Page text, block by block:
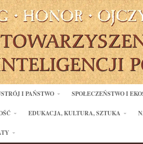
I PAŃSTWO SPOŁECZEŃSTWO I
EDUKACJA, KULTURA, SZTUKA